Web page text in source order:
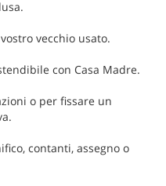
vecchio usato.
con Casa Madre.
o per fissare un
contanti, assegno o